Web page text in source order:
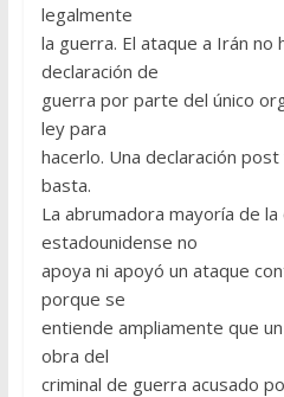
legalmente
la guerra. El ataque a Irán no
declaración de
guerra por parte del único
ley para
hacerlo. Una declaración
basta.
La abrumadora mayoría de la
estadounidense no
apoya ni apoyó un ataque
porque se
entiende ampliamente que
obra del
criminal de guerra acusado